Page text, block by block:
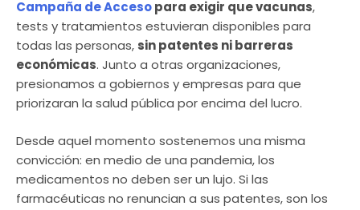
Campaña de Accesopara exigir que vacunas,
tests y tratamientos estuvieran disponibles para
todas las personas, sin patentes ni barreras
económicas. Junto a otras organizaciones,
presionamos a gobiernos y empresas para que
priorizaran la salud pública por encima del lucro.
Desde aquel momento sostenemos una misma
convicción: en medio de una pandemia, los
medicamentos no deben ser un lujo. Si las
farmacéuticas no renuncian a sus patentes, son los